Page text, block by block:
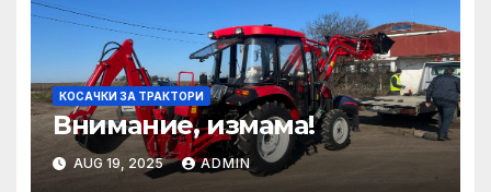
КОСАЧКИ ЗА ТРАКТОРИ
Внимание, измама!
AUG 19, 2025 ADMIN